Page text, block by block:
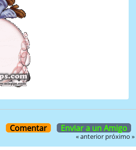
Comentar Enviar a un Amigo
« anterior próximo »